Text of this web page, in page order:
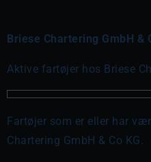
Briese Chartering GmbH &
Aktive fartøjer hos Briese
Fartøjer som er eller har
Chartering GmbH & Co KG.